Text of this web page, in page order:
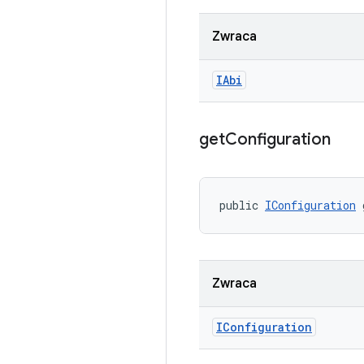
Zwraca
IAbi
getConfiguration
public IConfiguration
Zwraca
IConfiguration